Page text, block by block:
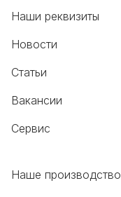
Наши реквизиты
Новости
Статьи
Вакансии
Сервис
Наше производство